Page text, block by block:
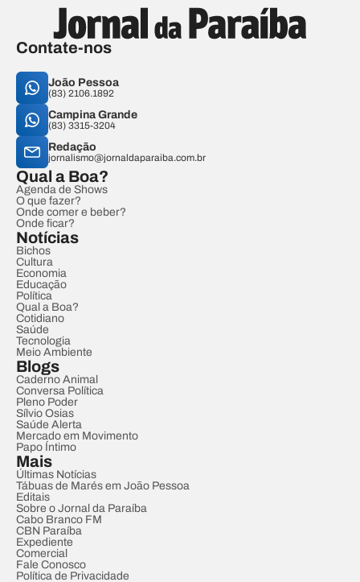
Contate-nos
João Pessoa
(83) 2106.1892
Campina Grande
(83) 3315-3204
Redação
jornalismo@jornaldaparaiba.com.br
Qual a Boa?
Agenda de Shows
O que fazer?
Onde comer e beber?
Onde ficar?
Notícias
Bichos
Cultura
Economia
Educação
Política
Qual a Boa?
Cotidiano
Saúde
Tecnologia
Meio Ambiente
Blogs
Caderno Animal
Conversa Política
Pleno Poder
Sílvio Osias
Saúde Alerta
Mercado em Movimento
Papo Íntimo
Mais
Últimas Notícias
Tábuas de Marés em João Pessoa
Editais
Sobre o Jornal da Paraíba
Cabo Branco FM
CBN Paraíba
Expediente
Comercial
Fale Conosco
Política de Privacidade